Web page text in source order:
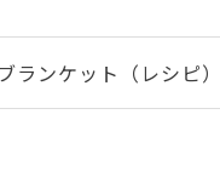
ランケット（レシピ）